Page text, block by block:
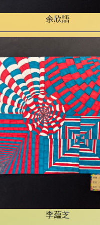
余欣語
李藴芝